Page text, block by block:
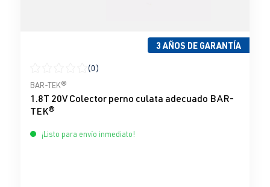
3 AÑOS DE GARANTÍA
Calificación promedio de 0 de 5 estrellas
(0)
BAR-TEK®
1.8T 20V Colector perno culata adecuado BAR-
TEK®
¡Listo para envío inmediato!